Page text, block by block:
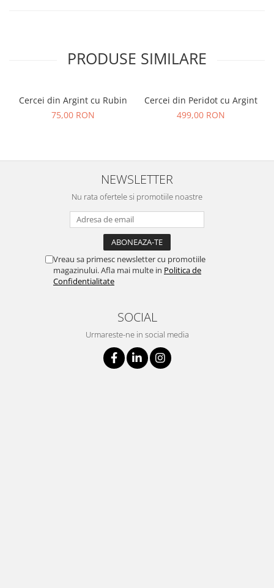
PRODUSE SIMILARE
Cercei din Argint cu Rubin
75,00 RON
Cercei din Peridot cu Argint
499,00 RON
NEWSLETTER
Nu rata ofertele si promotiile noastre
Vreau sa primesc newsletter cu promotiile
magazinului. Afla mai multe in Politica de
Confidentialitate
SOCIAL
Urmareste-ne in social media